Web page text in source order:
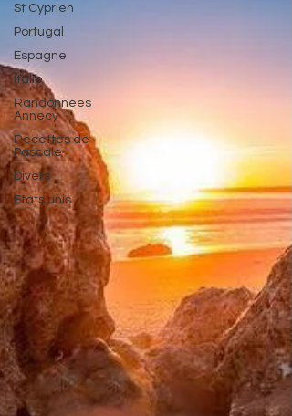
St Cyprien
Portugal
Espagne
Italie
Randonnées
Annecy
Recettes de
Pascale
Divers
Etats unis